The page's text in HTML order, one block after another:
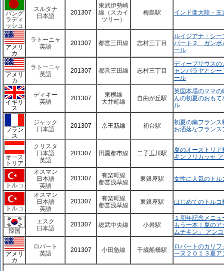
バング
ラディ
ッシュ
スルタナ
日本語
201307
東武伊勢崎
線（スカイ
ツリー）
梅島駅 インド亜大陸・
アメリ
カ
ラトーニャ
英語
201307 都営三田線 志村三丁目
ルイジアナ・シ
パート２ ガンボ
ール
アメリ
カ
ラトーニャ
英語
201307 都営三田線 志村三丁目
ディープサウス
ャンバラヤとシ
ール
イギリ
ス
ディキー
英語
201307
東横線
大井町線
自由が丘駅
英国本場のママ
んの初夏のおも
ル
フラン
ス
ジャック
日本語
201307 京王新線 初台駅
初夏の南フラン
お洒落なフラン
オース
トリア
クリスタ
日本語
英語
201307 田園都市線 二子玉川駅
夏のオーストリ
キンフリカッセ
トルコ
オスマン
日本語
英語
201307
有楽町線
都営浅草線
東銀座駅 女性に人気のトル
トルコ
オスマン
日本語
英語
201307
有楽町線
都営浅草線
東銀座駅 はじめてのトルコ
韓国
エスク
日本語
201307 総武中央線 小岩駅
１周年記念メニ
もう一本！夏の
ムチキン」 アン
アメリ
カ
ロバート
英語
201307 小田急線 千歳船橋駅
ロバートのカリ
ーヌ２０１３夏ア